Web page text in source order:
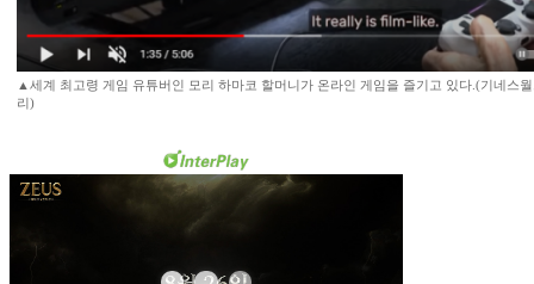
▲세계 최고령 게임 유튜버인 모리 하마코 할머니가 온라인 게임을 즐기고 있다.(기네스
리)